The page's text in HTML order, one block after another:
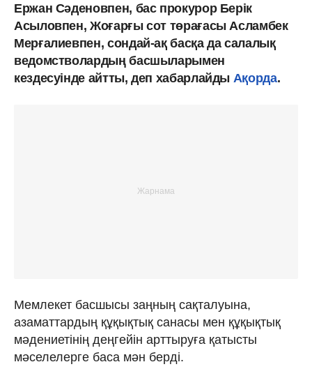
Ержан Сәденовпен, бас прокурор Берік
Асыловпен, Жоғарғы сот төрағасы Асламбек
Мерғалиевпен, сондай-ақ басқа да салалық
ведомстволардың басшыларымен
кездесуінде айтты, деп хабарлайды Ақорда.
Мемлекет басшысы заңның сақталуына,
азаматтардың құқықтық санасы мен құқықтық
мәдениетінің деңгейін арттыруға қатысты
мәселелерге баса мән берді.